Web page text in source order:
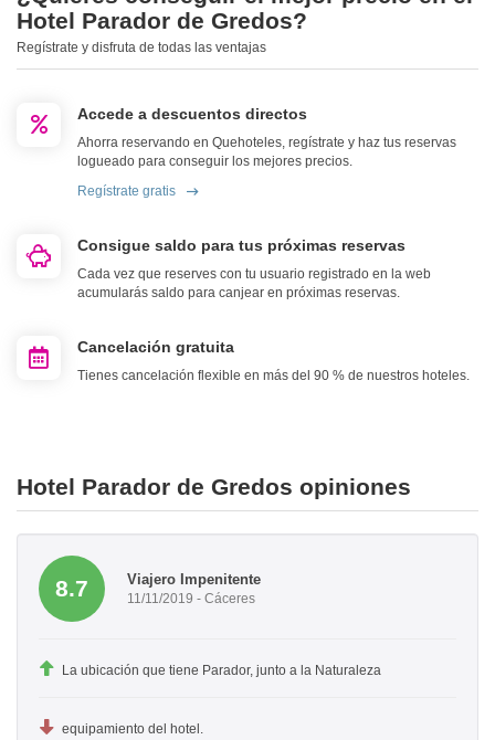
Hotel Parador de Gredos?
Regístrate y disfruta de todas las ventajas
Accede a descuentos directos
Ahorra reservando en Quehoteles, regístrate y haz tus reservas
logueado para conseguir los mejores precios.
Regístrate gratis
Consigue saldo para tus próximas reservas
Cada vez que reserves con tu usuario registrado en la web
acumularás saldo para canjear en próximas reservas.
Cancelación gratuita
Tienes cancelación flexible en más del 90 % de nuestros hoteles.
Hotel Parador de Gredos opiniones
8.7 Viajero Impenitente
11/11/2019 - Cáceres
La ubicación que tiene Parador, junto a la Naturaleza
equipamiento del hotel.